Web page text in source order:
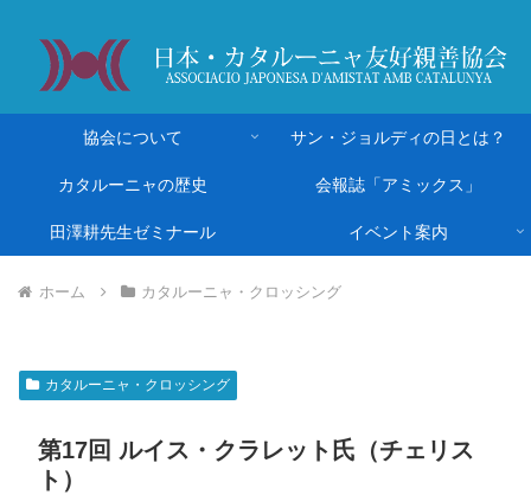
協会について サン・ジョルディの日とは？
カタルーニャの歴史 会報誌「アミックス」
田澤耕先生ゼミナール イベント案内
ホーム カタルーニャ・クロッシング
カタルーニャ・クロッシング
第17回 ルイス・クラレット氏（チェリス
ト）